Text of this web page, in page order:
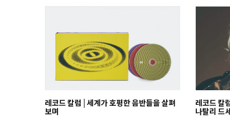
레코드 칼럼 | 세계가 호평한 음반들을 살펴
보며
레코드 칼
나탈리 드